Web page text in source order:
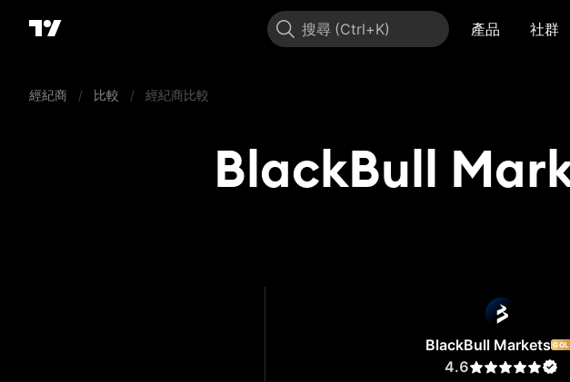
搜尋 產品 社群
經紀商 / 比較 / 經紀商比較
BlackBull
BlackBull Markets
4.6